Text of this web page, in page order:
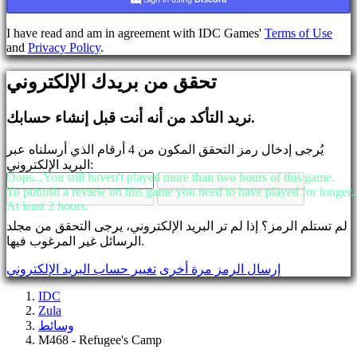
الدخول
نسيت
رقمك
السري؟
تغيير
AR
BS
CS
DA
DE
EL
EN
FI
FR
I have read and am in agreement with IDC Games' Terms of Use
and Privacy Policy.
تحقق من بريدك الإلكتروني
نريد التأكد من أنه أنت قبل إنشاء حسابك.
يُرجى إدخال رمز التحقق المكون من 4 أرقام الذي أرسلناه عبر
البريد الإلكتروني:
لم تستلم الرمز؟ إذا لم تر البريد الإلكتروني، يرجى التحقق من مجلد
الرسائل غير المرغوب فيها.
إرسال الرمز مرة أخرى تغيير حساب البريد الإلكتروني
IDC
Zula
وسائط
M468 - Refugee's Camp
Oops...You still haven't played more than two hours of this game.
To publish a review on this game you need to have played for
At least 2 hours.